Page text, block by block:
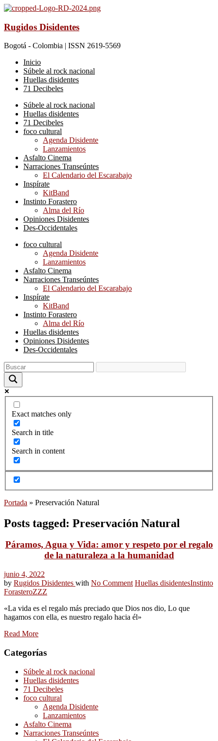
Rugidos Disidentes
Bogotá - Colombia | ISSN 2619-5569
Inicio
Súbele al rock nacional
Huellas disidentes
71 Decibeles
Súbele al rock nacional
Huellas disidentes
71 Decibeles
foco cultural
Agenda Disidente
Lanzamientos
Asfalto Cinema
Narraciones Transeúntes
El Calendario del Escarabajo
Inspírate
KitBand
Instinto Forastero
Alma del Río
Opiniones Disidentes
Des-Occidentales
foco cultural
Agenda Disidente
Lanzamientos
Asfalto Cinema
Narraciones Transeúntes
El Calendario del Escarabajo
Inspírate
KitBand
Instinto Forastero
Alma del Río
Huellas disidentes
Opiniones Disidentes
Des-Occidentales
Exact matches only
Search in title
Search in content
Portada » Preservación Natural
Posts tagged: Preservación Natural
Páramos, Agua y Vida: amor y respeto por el regalo
de la naturaleza a la humanidad
junio 4, 2022
by Rugidos Disidentes with No Comment Huellas disidentesInstinto
ForasteroZZZ
«La vida es el regalo más preciado que Dios nos dio, Lo que
hagamos con ella, es nuestro regalo hacia él»
Read More
Categorías
Súbele al rock nacional
Huellas disidentes
71 Decibeles
foco cultural
Agenda Disidente
Lanzamientos
Asfalto Cinema
Narraciones Transeúntes